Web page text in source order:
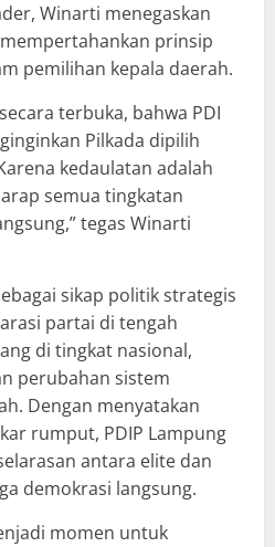
Winarti menegaskan
prinsip
pemilihan kepala daerah.
terbuka, bahwa PDI
Pilkada dipilih
kedaulatan adalah
semua tingkatan
tegas Winarti
sikap politik strategis
partai di tengah
di tingkat nasional,
perubahan sistem
Dengan menyatakan
rumput, PDIP Lampung
antara elite dan
demokrasi langsung.
momen untuk